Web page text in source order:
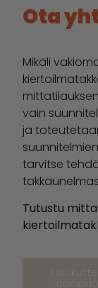
Ota
Mikäli
vain
ja
tarvitse
Tutustu